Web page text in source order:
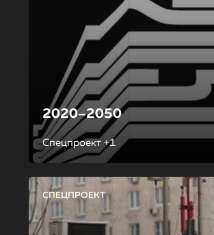
2020–2050
Спецпроект +1
СПЕЦПРОЕКТ